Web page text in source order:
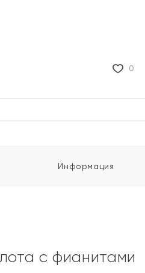
0
Информация
с фианитами